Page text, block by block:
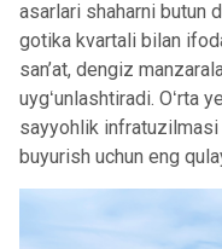
asarlari shaharni butun
gotika kvartali bilan
san’at, dengiz
uygʻunlashtiradi. Oʻrta
sayyohlik
buyurish uchun eng